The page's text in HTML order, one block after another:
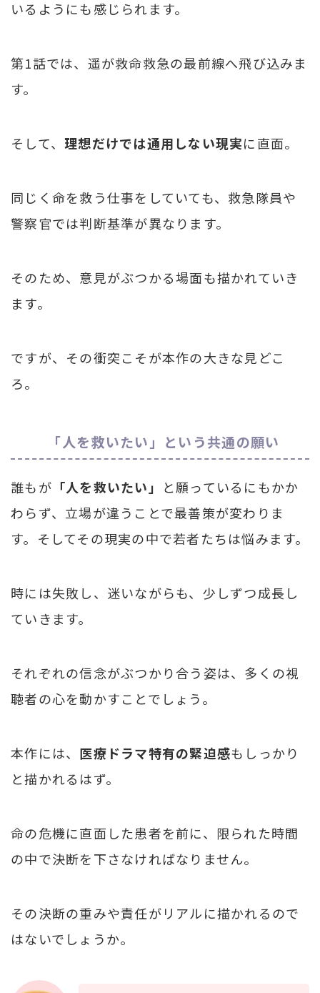
いるようにも感じられます。
第1話では、遥が救命救急の最前線へ飛び込みま
す。
そして、 理想だけでは通用しない現実に直面。
同じく命を救う仕事をしていても、救急隊員や
警察官では判断基準が異なります。
そのため、意見がぶつかる場面も描かれていき
ます。
ですが、その衝突こそが本作の大きな見どこ
ろ。
「人を救いたい」という共通の願い
誰もが 「人を救いたい」 と願っているにもかか
わらず、立場が違うことで最善策が変わりま
す。そしてその現実の中で若者たちは悩みます。
時には失敗し、迷いながらも、少しずつ成長し
ていきます。
それぞれの信念がぶつかり合う姿は、多くの視
聴者の心を動かすことでしょう。
本作には、 医療ドラマ特有の緊迫感もしっかり
と描かれるはず。
命の危機に直面した患者を前に、限られた時間
の中で決断を下さなければなりません。
その決断の重みや責任がリアルに描かれるので
はないでしょうか。